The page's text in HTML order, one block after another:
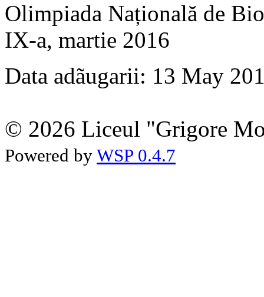
Olimpiada Națională de
IX-a, martie 2016
Data adãugarii: 13 May
© 2026 Liceul "Grigore
Powered by WSP 0.4.7